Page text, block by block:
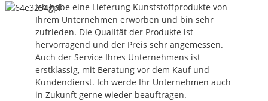
Ich habe eine Lieferung Kunststoffprodukte von
Ihrem Unternehmen erworben und bin sehr
zufrieden. Die Qualität der Produkte ist
hervorragend und der Preis sehr angemessen.
Auch der Service Ihres Unternehmens ist
erstklassig, mit Beratung vor dem Kauf und
Kundendienst. Ich werde Ihr Unternehmen auch
in Zukunft gerne wieder beauftragen.